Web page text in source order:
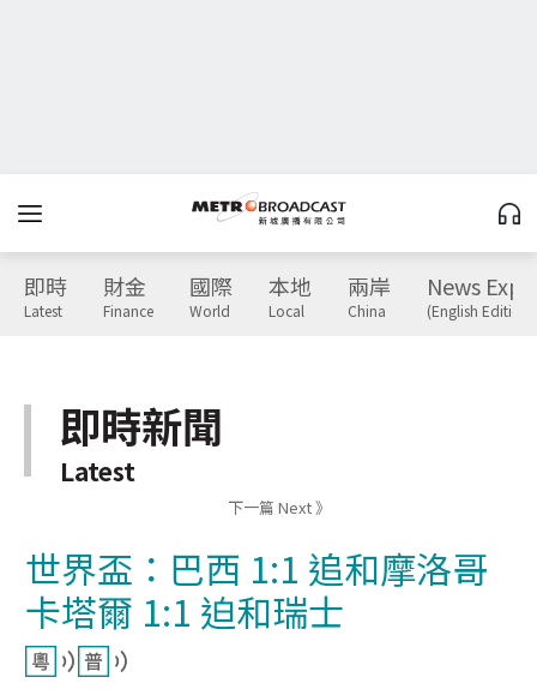
即時
Latest
財金
Finance
國際
World
本地
Local
兩岸
China
News
(English Edition)
即時新聞
Latest
下一篇 Next 》
世界盃：巴西 1:1 追和摩洛哥
卡塔爾 1:1 迫和瑞士